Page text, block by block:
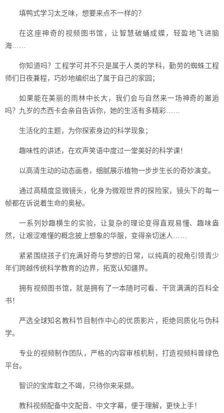
填鸭式学习太乏味，想要来点不一样的？
在这座神奇的视频图书馆，让智慧破蛹成蝶，轻盈地飞进脑
海……
你知道吗？工程学可并不只是属于人类的学科，勤劳的蜘蛛工程
师们日夜兼程，巧妙地编织出了属于自己的家园；
如果能在美丽的雨林中长大，我们会与自然来一场神奇的邂逅
吗？九岁的杰西卡会亲自告诉你，她的生活有多精彩……
生活化的主题，为你探索身边的科学现象；
趣味性的讲述，在欢声笑语中度过一堂美好的科学课！
以高清生动的动态画卷，细腻展示植物一步步生长的奇妙演变。
通过高精度显微镜头，化身为微观世界的探险家，镜头下的每一
帧都在诉说着生命的奥秘。
一系列妙趣横生的实验，让复杂的理论变得直观易懂、趣味盎
然，让艰涩难懂的概念披上想象的华服，变得亲切迷人……
紧紧围绕孩子们充满好奇与梦想的日常，以纯真的视角引领青少
年们跨越传统科学教育的边界，拓宽认知疆界。
拥有视频图书馆，就是拥有了一本随时可看、干货满满的百科全
书！
严选全球知名教科节目制作中心的优质影片，拒绝同质化与伪科
学。
专业的视频制作团队，严格的内容审核机制，打造视频科普绿色
平台。
智识的宝库取之不竭，只待你来采撷。
教科视频配备中文配音、中文字幕，便于理解，更快上手！